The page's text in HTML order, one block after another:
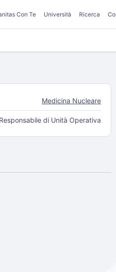
Con Te Università Ricerca
Medicina Nucleare
Responsabile di Unità Operativa